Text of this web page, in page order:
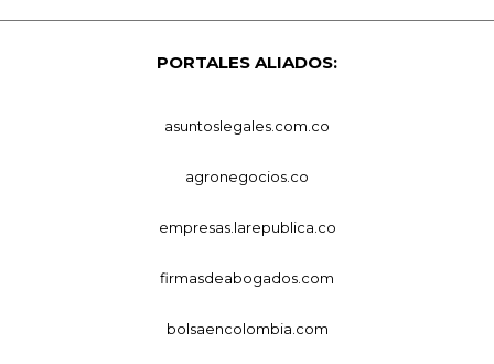
PORTALES ALIADOS:
asuntoslegales.com.co
agronegocios.co
empresas.larepublica.co
firmasdeabogados.com
bolsaencolombia.com